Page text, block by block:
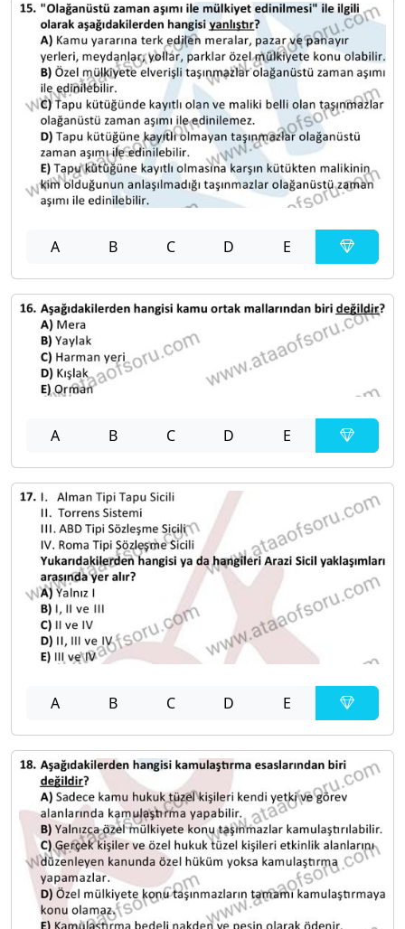
A B C D E
A B C D E
A B C D E